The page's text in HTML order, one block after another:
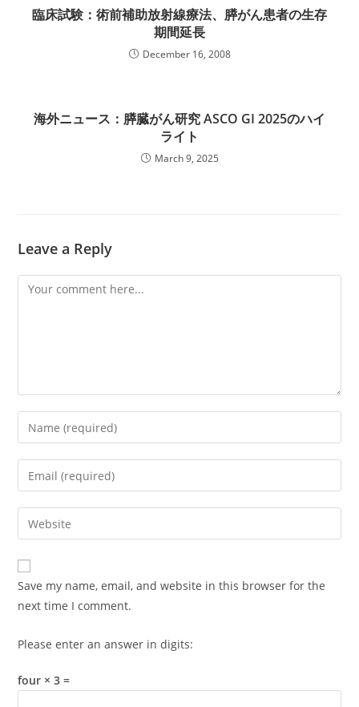
臨床試験：術前補助放射線療法、膵がん患者の生存
期間延長
December 16, 2008
海外ニュース：膵臓がん研究 ASCO GI 2025のハイ
ライト
March 9, 2025
Leave a Reply
Comment
Enter
your
name
comment
Enter
your
email
address
comment
Enter
your
website
URL
(optional)
Save my name, email, and website in this browser for the
next time I comment.
Please enter an answer in digits:
four × 3 =